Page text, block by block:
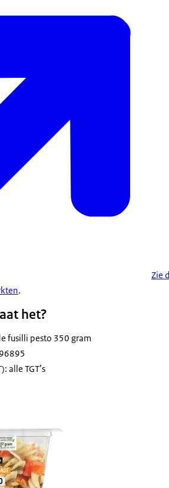
Zie
.
het?
fusilli pesto 350 gram
alle TGT’s
cashewnoten